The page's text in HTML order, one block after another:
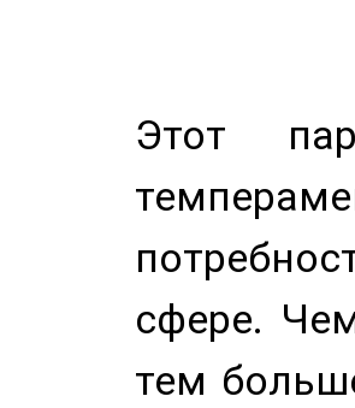
Этот
сфере.
тем